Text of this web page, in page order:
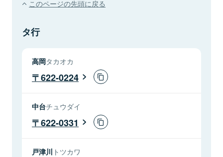
このページの先頭に戻る
タ行
高岡タカオカ
622-0224
中台チュウダイ
622-0331
戸津川 トツカワ